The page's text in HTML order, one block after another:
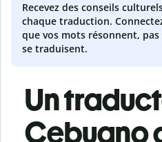
Recevez des conseils
chaque traduction.
que vos mots résonnent,
se traduisent.
Un
Cebuano